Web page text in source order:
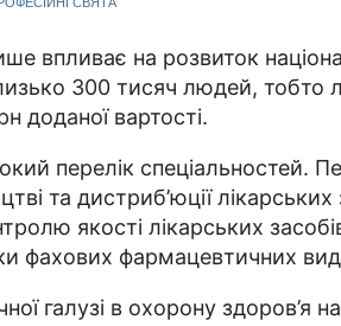
впливає на розвиток
300 тисяч людей, тобто
доданої вартості.
перелік спеціальностей.
та дистриб’юції
якості лікарських
фахових фармацевтичних
галузі в охорону